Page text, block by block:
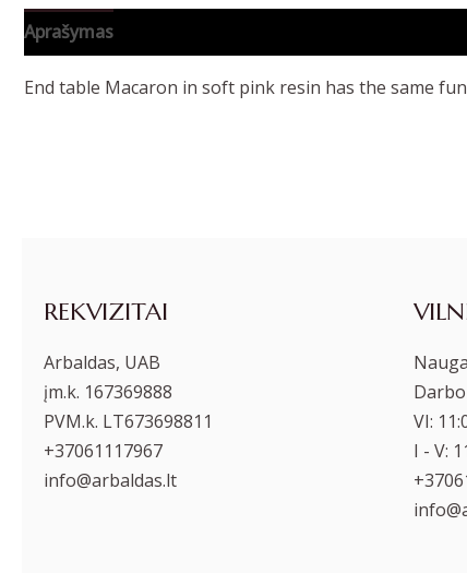
Aprašymas
End table Macaron in soft pink resin has the same
REKVIZITAI
Arbaldas, UAB
įm.k. 167369888
PVM.k. LT673698811
+37061117967
info@arbaldas.lt
VI:
I - V: